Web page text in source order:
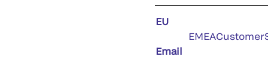
EU
Email